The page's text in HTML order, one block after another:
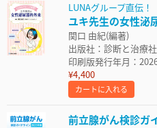
LUNAグループ直伝！
ユキ先生の女性泌
関口 由紀(編著)
出版社：診断と治療社
印刷版発行年月：
¥4,400
カートに入れる
前立腺がん検診ガ